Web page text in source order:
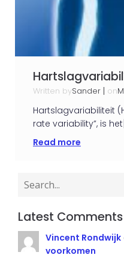
Written bySander | on
Hartslagvariabiliteit
rate variability”, is
Read more
Latest Comments
Vincent Rondwijk
voorkomen